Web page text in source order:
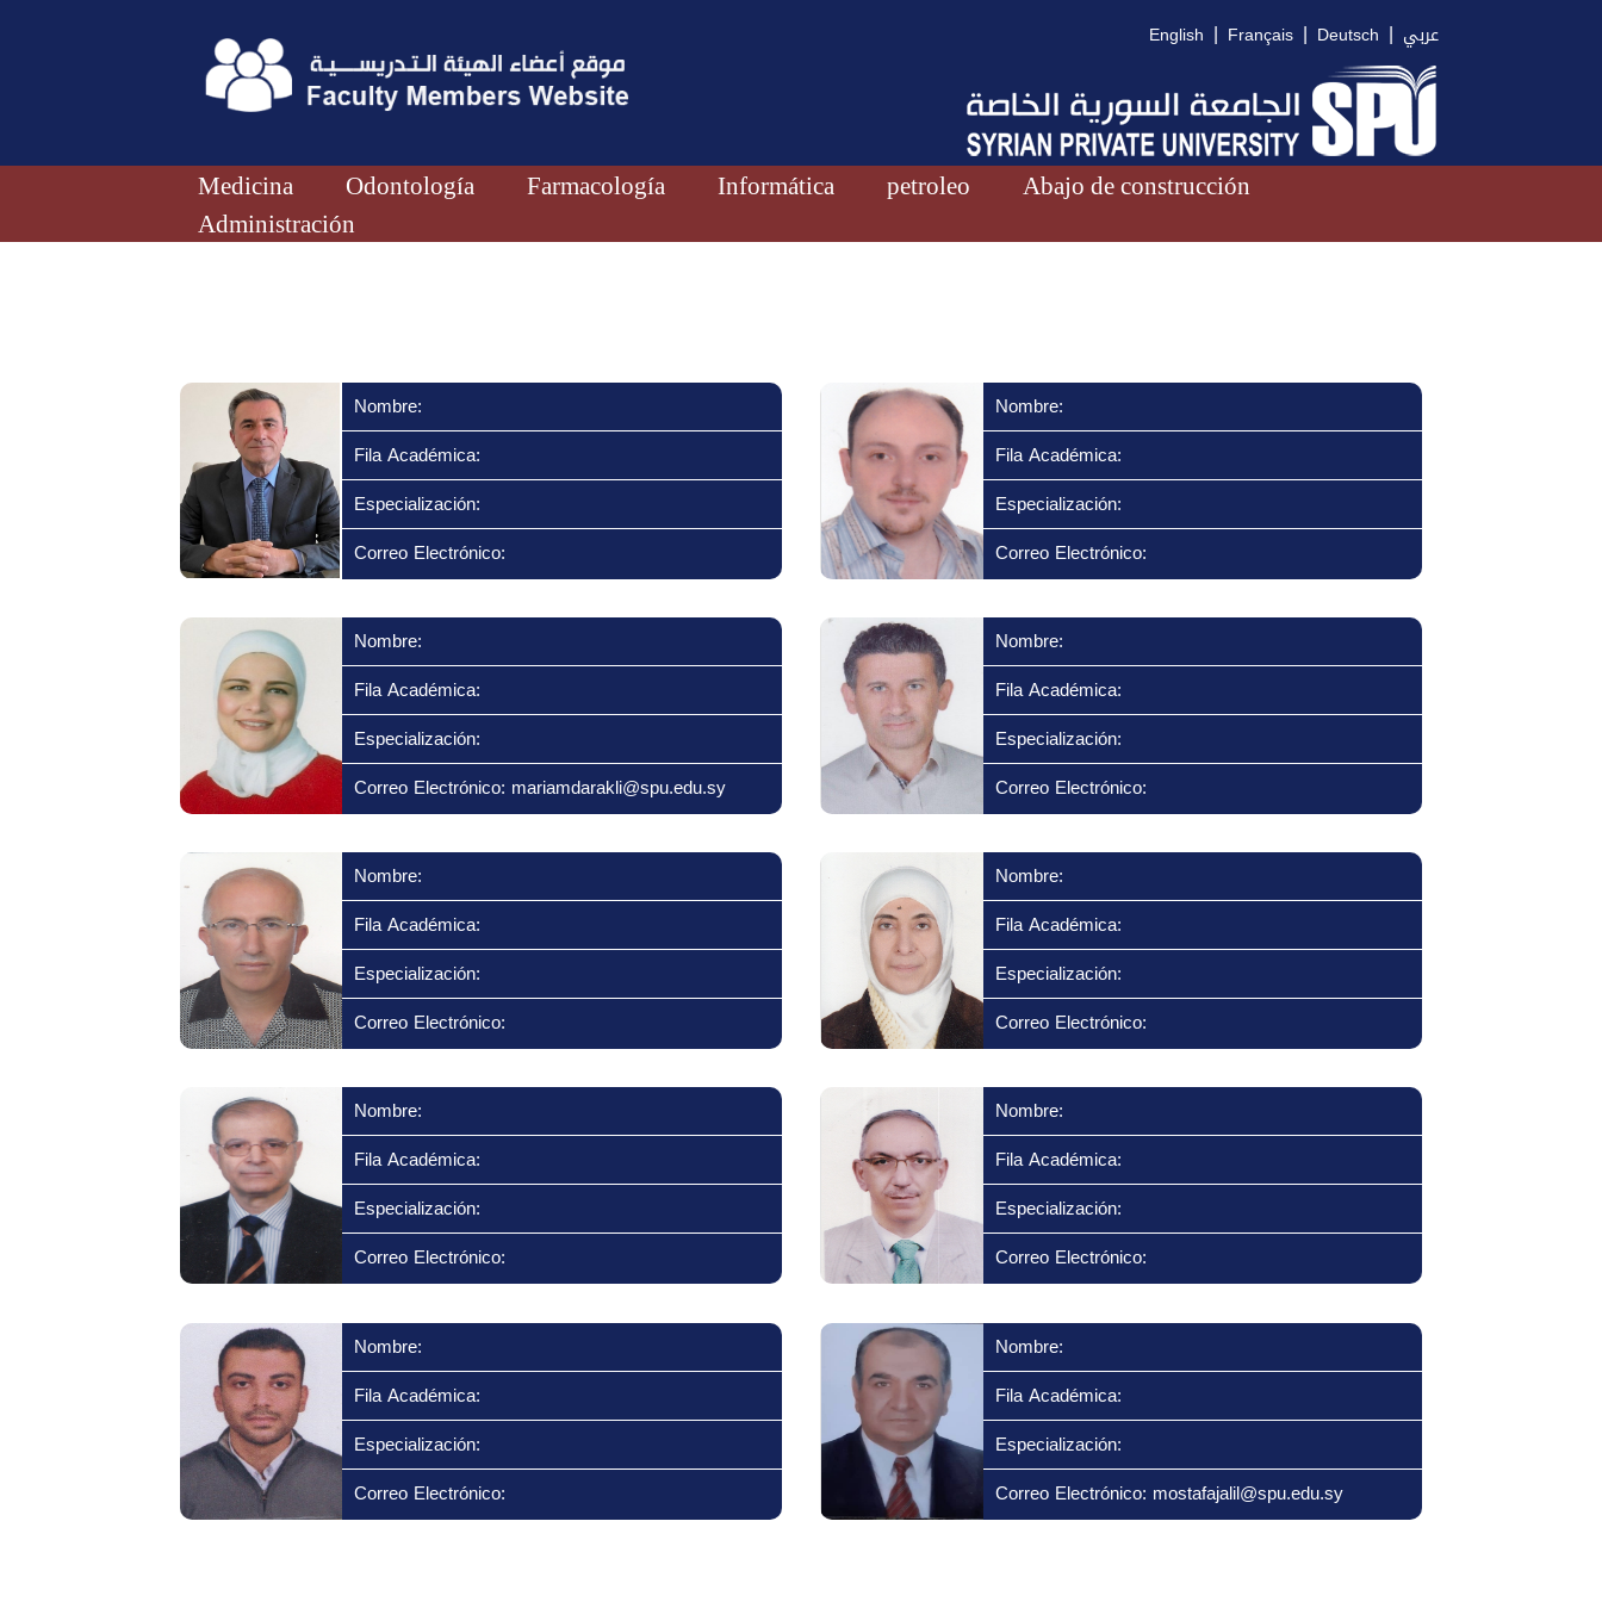
English | Français | Deutsch | عربي
Medicina Odontología Farmacología Informática petroleo
Abajo de construcción
Administración
Nombre:
Fila Académica:
Especialización:
Correo Electrónico:
Nombre:
Fila Académica:
Especialización:
Correo Electrónico:
Nombre:
Fila Académica:
Especialización:
Correo Electrónico: mariamdarakli@spu.edu.sy
Nombre:
Fila Académica:
Especialización:
Correo Electrónico:
Nombre:
Fila Académica:
Especialización:
Correo Electrónico:
Nombre:
Fila Académica:
Especialización:
Correo Electrónico:
Nombre:
Fila Académica:
Especialización:
Correo Electrónico:
Nombre:
Fila Académica:
Especialización:
Correo Electrónico:
Nombre:
Fila Académica:
Especialización:
Correo Electrónico:
Nombre:
Fila Académica:
Especialización:
Correo Electrónico: mostafajalil@spu.edu.sy